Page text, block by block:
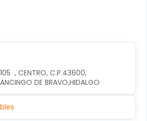
, CENTRO, C.P.43600,
DE BRAVO,HIDALGO